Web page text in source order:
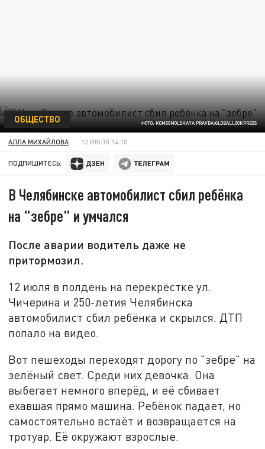
ФОТО: KOMSOMOLSKAYA PRAVDA/GLOBALLOOKPRESS
ОБЩЕСТВО
АЛЛА МИХАЙЛОВА 12 ИЮЛЯ 14:10
ПОДПИШИТЕСЬ:
В Челябинске автомобилист сбил ребёнка
на "зебре" и умчался
После аварии водитель даже не
притормозил.
12 июля в полдень на перекрёстке ул.
Чичерина и 250-летия Челябинска
автомобилист сбил ребёнка и скрылся. ДТП
попало на видео.
Вот пешеходы переходят дорогу по "зебре" на
зелёный свет. Среди них девочка. Она
выбегает немного вперёд, и её сбивает
ехавшая прямо машина. Ребёнок падает, но
самостоятельно встаёт и возвращается на
тротуар. Её окружают взрослые.